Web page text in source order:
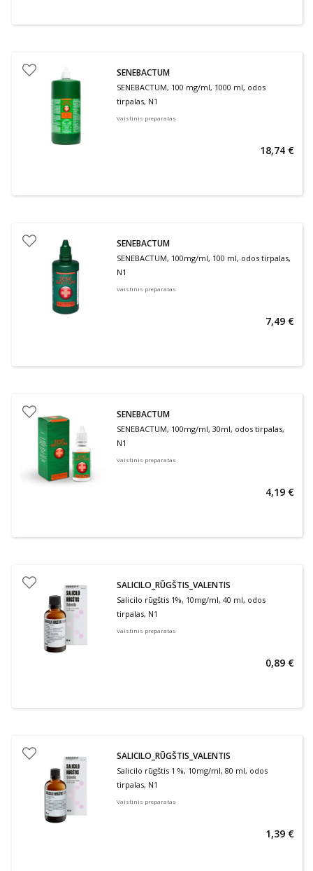
SENEBACTUM
SENEBACTUM, 100 mg/ml, 1000 ml, odos
tirpalas, N1
Vaistinis preparatas
18,74 €
SENEBACTUM
SENEBACTUM, 100mg/ml, 100 ml, odos tirpalas,
N1
Vaistinis preparatas
7,49 €
SENEBACTUM
SENEBACTUM, 100mg/ml, 30ml, odos tirpalas,
N1
Vaistinis preparatas
4,19 €
SALICILO_RŪGŠTIS_VALENTIS
Salicilo rūgštis 1%, 10mg/ml, 40 ml, odos
tirpalas, N1
Vaistinis preparatas
0,89 €
SALICILO_RŪGŠTIS_VALENTIS
Salicilo rūgštis 1 %, 10mg/ml, 80 ml, odos
tirpalas, N1
Vaistinis preparatas
1,39 €